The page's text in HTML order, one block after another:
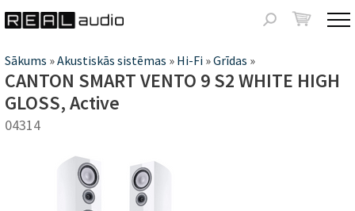
Meklēšanas
Jūs
atrodaties
šeit
Sākums »Akustiskās sistēmas » Hi-Fi »Grīdas »
CANTON SMART VENTO 9 S2 WHITE HIGH
GLOSS, Active
04314